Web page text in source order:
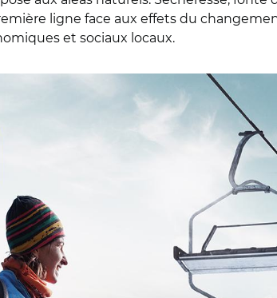
ligne face aux effets du
et sociaux locaux.